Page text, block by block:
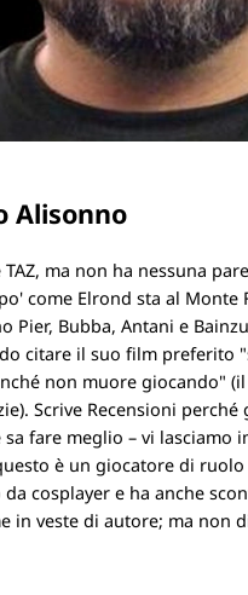
Alisonno
ma non ha nessuna
come Elrond sta al Monte
Pier, Bubba, Antani e
citare il suo film preferito
non muore giocando"
Scrive Recensioni
sa fare meglio – vi lasciamo
è un giocatore di ruolo
da cosplayer e ha anche
in veste di autore; ma non